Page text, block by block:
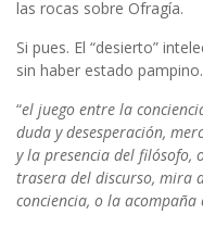
las rocas sobre Ofragía.
Si pues. El “desierto”
sin haber estado
“el juego entre la
duda y desesperación,
y la presencia del filósofo,
trasera del discurso, mira
conciencia, o la